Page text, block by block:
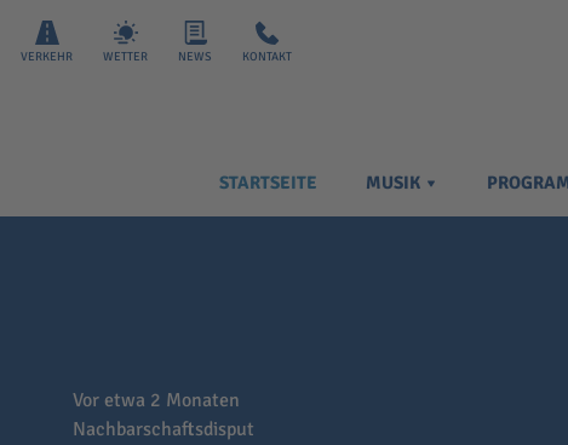
VERKEHR WETTER NEWS KONTAKT
STARTSEITE MUSIK
vor etwa 2 Monaten
Nachbarschaftsdisput